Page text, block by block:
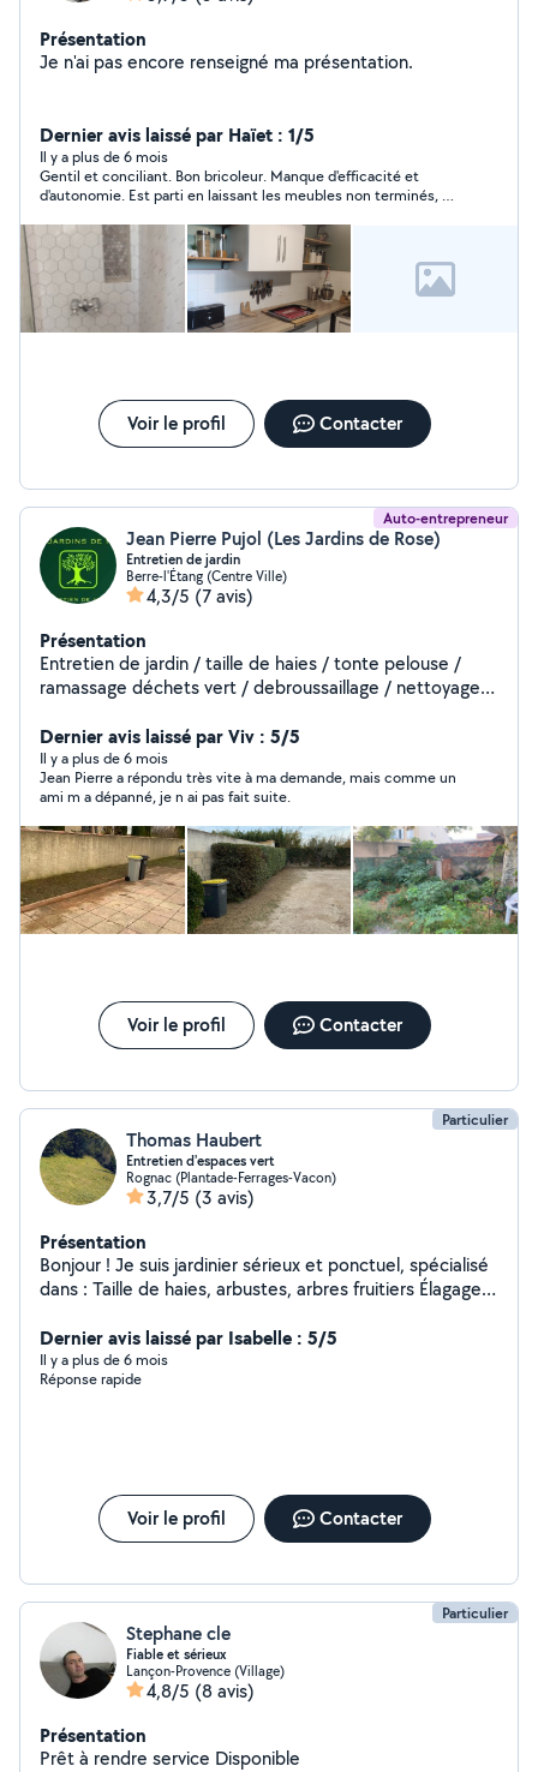
Présentation
Je n'ai pas encore renseigné ma présentation.
Dernier avis laissé par Haïet : 1/5
Il y a plus de 6 mois
Gentil et conciliant. Bon bricoleur. Manque d'efficacité et
d'autonomie. Est parti en laissant les meubles non terminés, et
d'emballage sont restés en vrac.
Voir le profil Contacter
Auto-entrepreneur
Jean Pierre Pujol (Les Jardins de Rose)
Entretien de jardin
Berre-l'Étang (Centre Ville)
4,3/5 (7 avis)
Présentation
Entretien de jardin / taille de haies / tonte pelouse /
ramassage déchets vert / debroussaillage / nettoyage
Dernier avis laissé par Viv : 5/5
Il y a plus de 6 mois
Jean Pierre a répondu très vite à ma demande, mais comme un
ami m a dépanné, je n ai pas fait suite.
Voir le profil Contacter
Particulier
Thomas Haubert
Entretien d'espaces vert
Rognac (Plantade-Ferrages-Vacon)
3,7/5 (3 avis)
Présentation
Bonjour ! Je suis jardinier sérieux et ponctuel, spécialisé
dans : Taille de haies, arbustes, arbres fruitiers Élagage
asperseurs, programmateurs, etc.) Désherbage manuel
Nettoyage de massifs débroussaillages Entretien
complet de jardin à l'année ou ponctuellement J'ai le
Dernier avis laissé par Isabelle : 5/5
Il y a plus de 6 mois
Réponse rapide
Voir le profil Contacter
Particulier
Stephane cle
Fiable et sérieux
Lançon-Provence (Village)
4,8/5 (8 avis)
Présentation
Prêt à rendre service Disponible